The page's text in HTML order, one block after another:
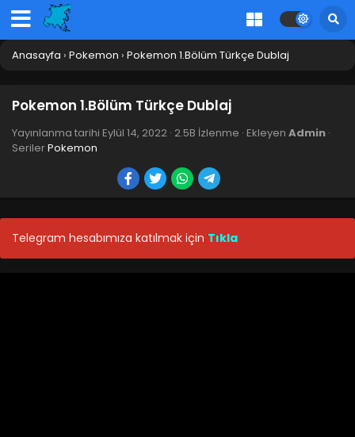
Anasayfa › Pokemon › Pokemon 1.Bölüm Türkçe Dublaj
Pokemon 1.Bölüm Türkçe Dublaj
Yayınlanma tarihi Eylül 14, 2022 · 2.5B İzlenme · Ekleyen Admin ·
SerilerPokemon
Telegram hesabımıza katılmak için Tıkla